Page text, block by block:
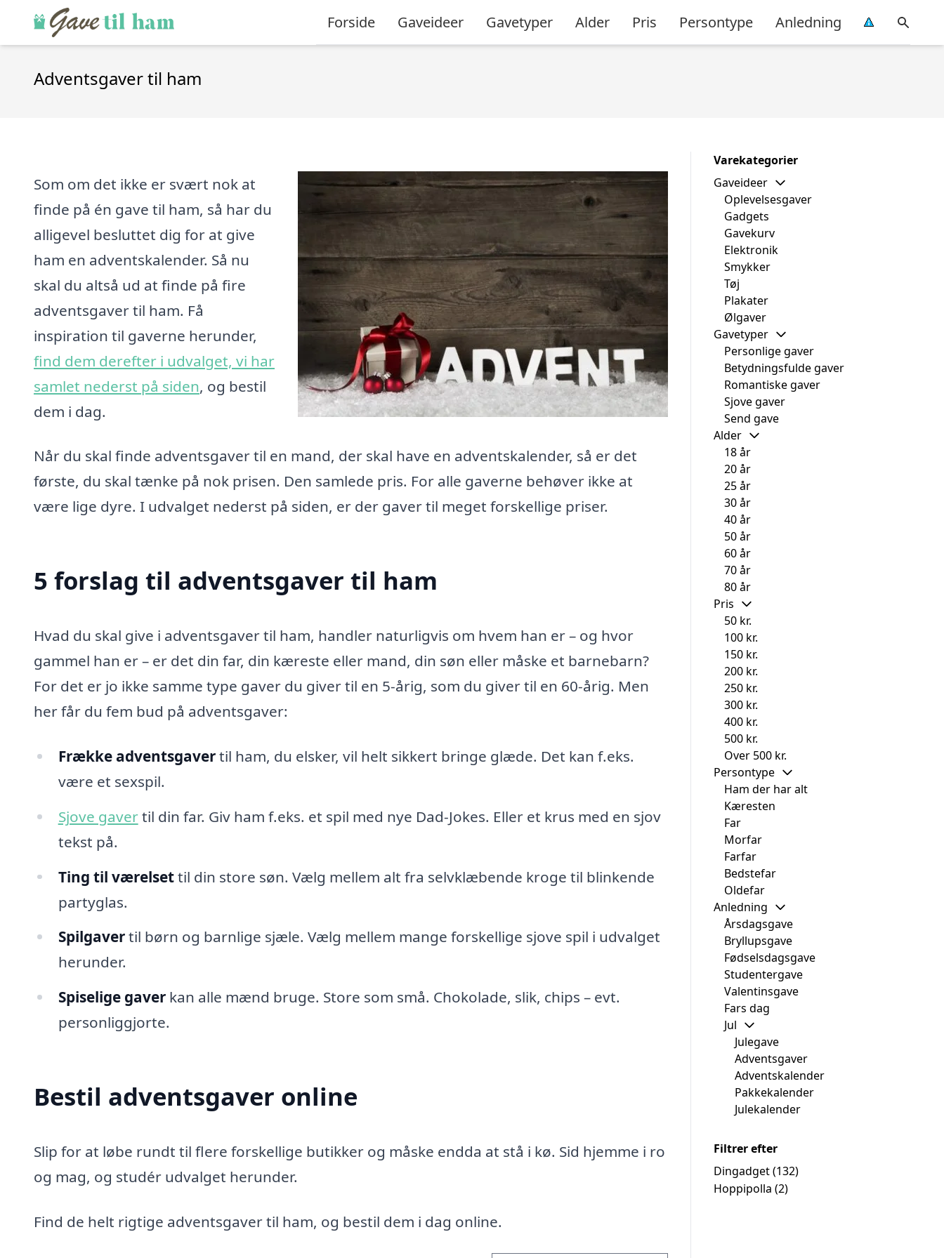
Forside Gaveideer Gavetyper Alder Pris Persontype Anledning
Adventsgaver til ham
Som om det ikke er svært nok at
finde på én gave til ham, så har du
alligevel besluttet dig for at give
ham en adventskalender. Så nu
skal du altså ud at finde på fire
adventsgaver til ham. Få
inspiration til gaverne herunder,
find dem derefter i udvalget, vi har
samlet nederst på siden, og bestil
dem i dag.
Når du skal finde adventsgaver til en mand, der skal have en adventskalender, så er det
første, du skal tænke på nok prisen. Den samlede pris. For alle gaverne behøver ikke at
være lige dyre. I udvalget nederst på siden, er der gaver til meget forskellige priser.
5 forslag til adventsgaver til ham
Hvad du skal give i adventsgaver til ham, handler naturligvis om hvem han er – og hvor
gammel han er – er det din far, din kæreste eller mand, din søn eller måske et barnebarn?
For det er jo ikke samme type gaver du giver til en 5-årig, som du giver til en 60-årig. Men
her får du fem bud på adventsgaver:
Frække adventsgavertil ham, du elsker, vil helt sikkert bringe glæde. Det kan f.eks.
være et sexspil.
Sjove gavertil din far. Giv ham f.eks. et spil med nye Dad-Jokes. Eller et krus med en sjov
tekst på.
Ting til værelsettil din store søn. Vælg mellem alt fra selvklæbende kroge til blinkende
partyglas.
Spilgavertil børn og barnlige sjæle. Vælg mellem mange forskellige sjove spil i udvalget
herunder.
Spiselige gaverkan alle mænd bruge. Store som små. Chokolade, slik, chips – evt.
personliggjorte.
Bestil adventsgaver online
Slip for at løbe rundt til flere forskellige butikker og måske endda at stå i kø. Sid hjemme i ro
og mag, og studér udvalget herunder.
Find de helt rigtige adventsgaver til ham, og bestil dem i dag online.
Varekategorier
Gaveideer
Oplevelsesgaver
Gadgets
Gavekurv
Elektronik
Smykker
Tøj
Plakater
Ølgaver
Gavetyper
Personlige gaver
Betydningsfulde gaver
Romantiske gaver
Sjove gaver
Send gave
Alder
18 år
20 år
25 år
30 år
40 år
50 år
60 år
70 år
80 år
Pris
50 kr.
100 kr.
150 kr.
200 kr.
250 kr.
300 kr.
400 kr.
500 kr.
Over 500 kr.
Persontype
Ham der har alt
Kæresten
Far
Morfar
Farfar
Bedstefar
Oldefar
Anledning
Årsdagsgave
Bryllupsgave
Fødselsdagsgave
Studentergave
Valentinsgave
Fars dag
Jul
Julegave
Adventsgaver
Adventskalender
Pakkekalender
Julekalender
Filtrer efter
Dingadget(132)
Hoppipolla (2)